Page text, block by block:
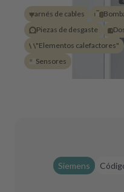
arnés de cables
Piezas de desgaste
"Elementos calefactores"
Sensores
Siemens